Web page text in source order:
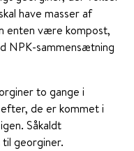
have masser af
enten være kompost,
NPK-sammensætning
to gange i
de er kommet i
Såkaldt
georginer.